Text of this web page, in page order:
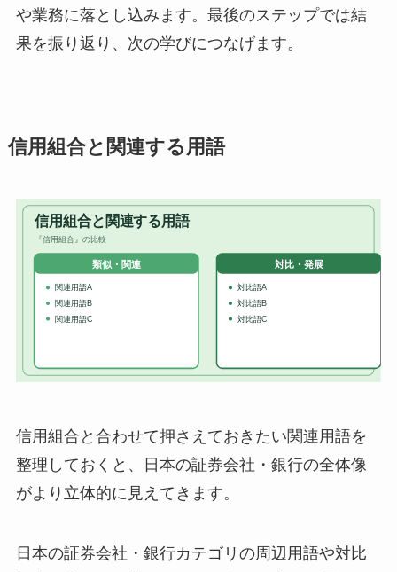
や業務に落とし込みます。最後のステップでは結
果を振り返り、次の学びにつなげます。
信用組合と関連する用語
信用組合と合わせて押さえておきたい関連用語を
整理しておくと、日本の証券会社・銀行の全体像
がより立体的に見えてきます。
日本の証券会社・銀行カテゴリの周辺用語や対比